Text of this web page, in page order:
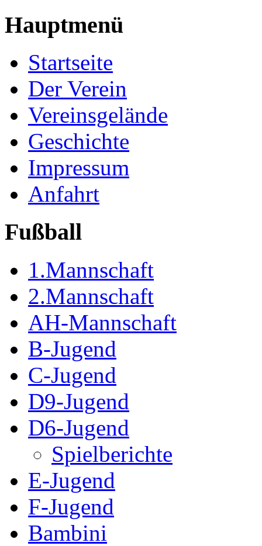
Hauptmenü
Startseite
Der Verein
Vereinsgelände
Geschichte
Impressum
Anfahrt
Fußball
1.Mannschaft
2.Mannschaft
AH-Mannschaft
B-Jugend
C-Jugend
D9-Jugend
D6-Jugend
Spielberichte
E-Jugend
F-Jugend
Bambini